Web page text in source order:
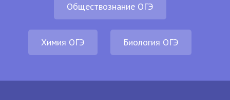
Обществознание ОГЭ
Химия ОГЭ Биология ОГЭ